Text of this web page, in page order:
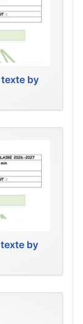
texte by
texte by